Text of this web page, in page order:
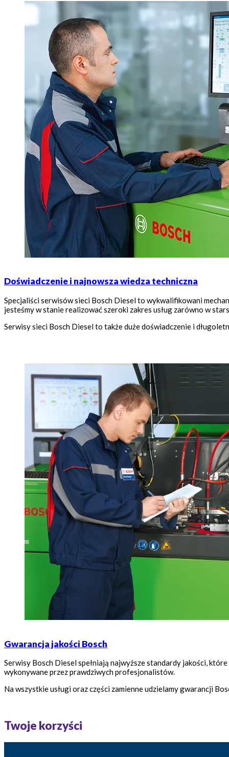
Doświadczenie i najnowsza wiedza techniczna
Specjaliści serwisów sieci Bosch Diesel to wykwalifikowani
jesteśmy w stanie realizować szeroki zakres usług zarówno w
Serwisy sieci Bosch Diesel to także duże doświadczenie i
Gwarancja jakości Bosch
Serwisy Bosch Diesel spełniają najwyższe standardy jakości,
wykonywane przez prawdziwych profesjonalistów.
Na wszystkie usługi oraz części zamienne udzielamy gwarancji
Twoje korzyści